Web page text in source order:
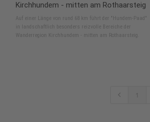
Kirchhundem - mitten am Rothaarsteig
Auf einer Länge von rund 68 km führt der "Hundem-Paad"
in landschaftlich besonders reizvolle Bereiche der
Wanderregion Kirchhundem - mitten am Rothaarsteig.
1